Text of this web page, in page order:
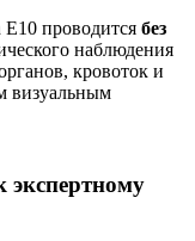
E10 проводится без
наблюдения
кровоток и
визуальным
экспертному